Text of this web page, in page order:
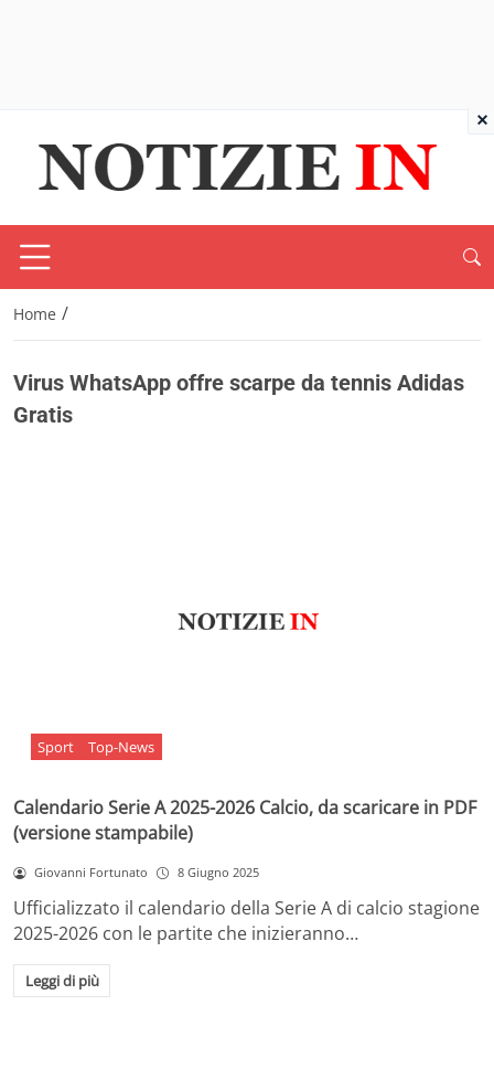
Home /
Virus WhatsApp offre scarpe da tennis Adidas
Gratis
Sport Top-News
Calendario Serie A 2025-2026 Calcio, da scaricare in PDF
(versione stampabile)
Giovanni Fortunato 8 Giugno 2025
Ufficializzato il calendario della Serie A di calcio stagione
2025-2026 con le partite che inizieranno…
Leggi di più
×